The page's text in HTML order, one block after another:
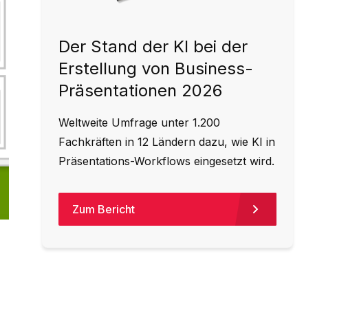
Der Stand der KI bei der
Erstellung von Business-
Präsentationen 2026
Weltweite Umfrage unter 1.200
Fachkräften in 12 Ländern dazu, wie KI in
Präsentations-Workflows eingesetzt wird.
Zum Bericht